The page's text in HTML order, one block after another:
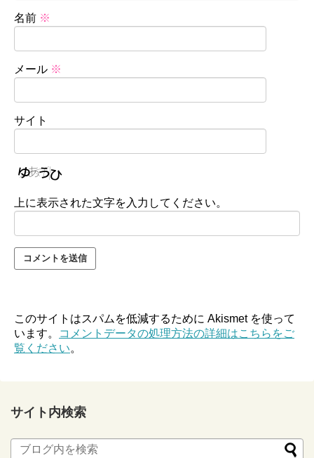
名前 ※
メール ※
サイト
上に表示された文字を入力してください。
このサイトはスパムを低減するために Akismet を使って
います。
コメントデータの処理方法の詳細はこちらをご
覧ください。
サイト内検索